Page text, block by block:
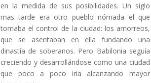
en la medida de sus posibilidades. Un siglo
mas tarde era otro pueblo nómada el que
tomaba el control de la ciudad: los amorreos,
que se asentaban en ella fundando una
dinastía de soberanos. Pero Babilonia seguía
creciendo y desarrollándose como una ciudad
que poco a poco iría alcanzando mayor